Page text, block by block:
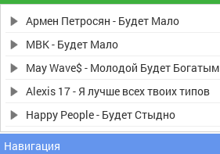
Армен Петросян - Будет Мало
МВК - Будет Мало
May Wave$ - Молодой Будет Богатым
Alexis 17 - Я лучше всех твоих типов
Happy People - Будет Стыдно
Навигация